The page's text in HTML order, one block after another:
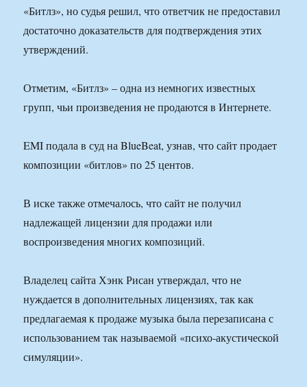
«Битлз», но судья решил, что ответчик не предоставил
достаточно доказательств для подтверждения этих
утверждений.
Отметим, «Битлз» – одна из немногих известных
групп, чьи произведения не продаются в Интернете.
EMI подала в суд на BlueBeat, узнав, что сайт продает
композиции «битлов» по 25 центов.
В иске также отмечалось, что сайт не получил
надлежащей лицензии для продажи или
воспроизведения многих композиций.
Владелец сайта Хэнк Рисан утверждал, что не
нуждается в дополнительных лицензиях, так как
предлагаемая к продаже музыка была перезаписана с
использованием так называемой «психо-акустической
симуляции».